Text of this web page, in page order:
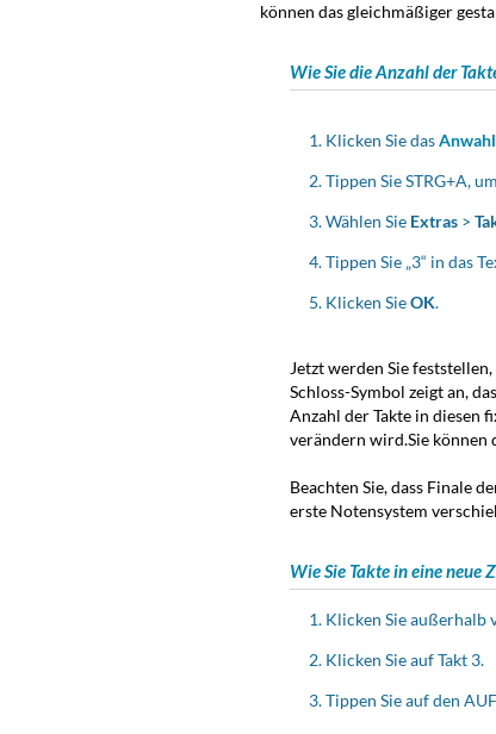
können das gleichmäßiger
Wie Sie die Anzahl der
Klicken Sie das
Tippen SieSTRG+A,
Wählen Sie Extras >
Tippen Sie „3“ in das
Klicken SieOK.
Jetzt werden Sie
Schloss-Symbol zeigt an,
Anzahl der Takte in diesen
verändern wird.Sie können
Beachten Sie, dass Finale
erste Notensystem
Wie Sie Takte in eine neue
Klicken Sie außerhalb
Klicken Sie auf Takt 3.
Tippen Sie auf den